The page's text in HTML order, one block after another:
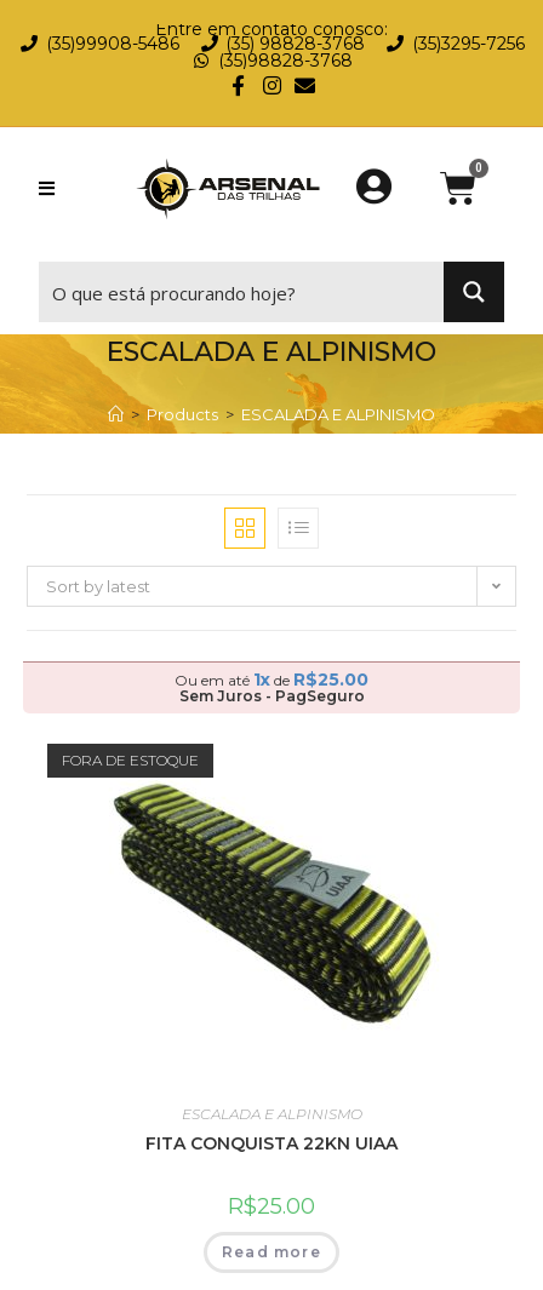
Entre em contato conosco:
(35)99908-5486 (35) 98828-3768 (35)3295-7256
(35)98828-3768
ESCALADA E ALPINISMO
> Products > ESCALADA E ALPINISMO
Sort by latest
Ou em até 1x de R$25.00
Sem Juros - PagSeguro
FORA DE ESTOQUE
ESCALADA E ALPINISMO
FITA CONQUISTA 22KN UIAA
R$25.00
Read more